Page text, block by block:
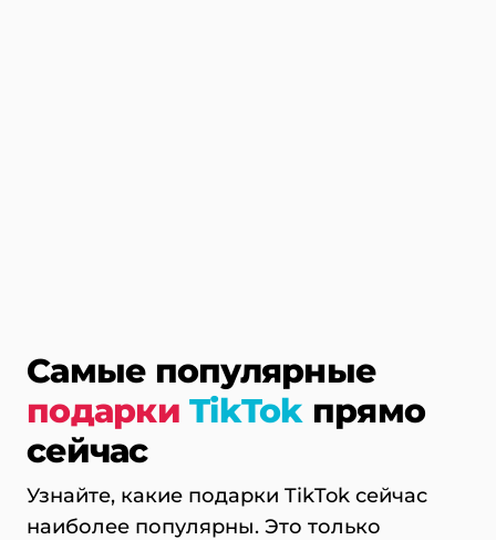
Самые популярные
подарки TikTokпрямо
сейчас
Узнайте, какие подарки TikTok сейчас
наиболее популярны. Это только